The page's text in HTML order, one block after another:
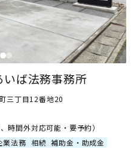
ば法務事務所
三丁目12番地20
時間外対応可能・要予約）
業法務 相続 補助金・助成金